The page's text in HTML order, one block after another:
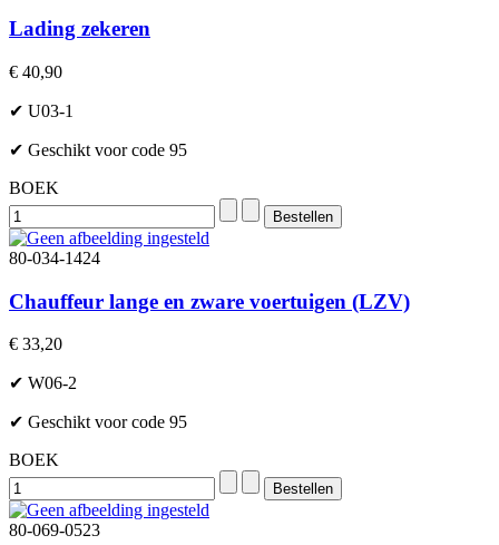
Lading zekeren
€ 40,90
✔ U03-1
✔ Geschikt voor code 95
BOEK
80-034-1424
Chauffeur lange en zware voertuigen (LZV)
€ 33,20
✔ W06-2
✔ Geschikt voor code 95
BOEK
80-069-0523